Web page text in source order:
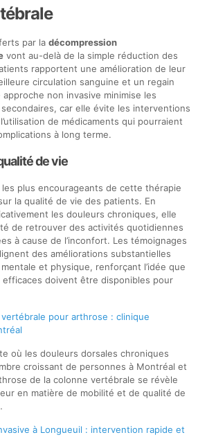
par la décompression
vont au-delà de la simple réduction des
rapportent une amélioration de leur
circulation sanguine et un regain
approche non invasive minimise les
secondaires, car elle évite les interventions
de médicaments qui pourraient
à long terme.
de vie
plus encourageants de cette thérapie
la qualité de vie des patients. En
les douleurs chroniques, elle
de retrouver des activités quotidiennes
à cause de l’inconfort. Les témoignages
des améliorations substantielles
et physique, renforçant l’idée que
doivent être disponibles pour
pour arthrose : clinique
où les douleurs dorsales chroniques
croissant de personnes à Montréal et
de la colonne vertébrale se révèle
en matière de mobilité et de qualité de
à Longueuil : intervention rapide et